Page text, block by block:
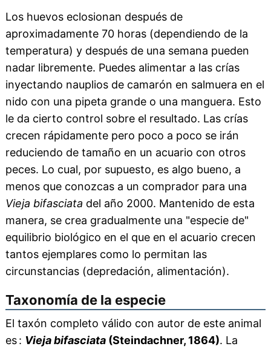
Los huevos eclosionan después de
aproximadamente 70 horas (dependiendo de la
temperatura) y después de una semana pueden
nadar libremente. Puedes alimentar a las crías
inyectando nauplios de camarón en salmuera en el
nido con una pipeta grande o una manguera. Esto
le da cierto control sobre el resultado. Las crías
crecen rápidamente pero poco a poco se irán
reduciendo de tamaño en un acuario con otros
peces. Lo cual, por supuesto, es algo bueno, a
menos que conozcas a un comprador para una
Vieja bifasciata del año 2000. Mantenido de esta
manera, se crea gradualmente una "especie de"
equilibrio biológico en el que en el acuario crecen
tantos ejemplares como lo permitan las
circunstancias (depredación, alimentación).
Taxonomía de la especie
El taxón completo válido con autor de este animal
es : Vieja bifasciata(Steindachner, 1864). La